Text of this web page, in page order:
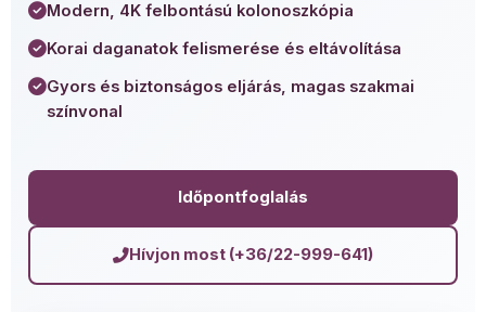
Modern, 4K felbontású kolonoszkópia
Korai daganatok felismerése és eltávolítása
Gyors és biztonságos eljárás, magas szakmai
színvonal
Időpontfoglalás
Hívjon most (+36/22-999-641)